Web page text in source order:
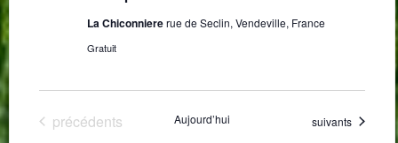
La Chiconniererue de Seclin, Vendeville, France
Gratuit
Évènements
précédents Aujourd’hui Évènements
suivants